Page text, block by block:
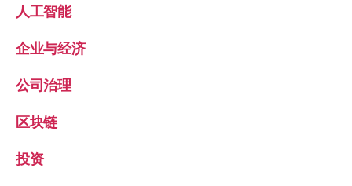
人工智能
企业与经济
公司治理
区块链
投资